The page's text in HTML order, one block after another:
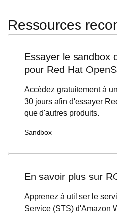
Ressources
Essayer le sandbox
pour Red Hat
Accédez gratuitement à
30 jours afin d'essayer
que d'autres produits.
Sandbox
En savoir plus sur
Apprenez à utiliser le
Service (STS) d'Amazon